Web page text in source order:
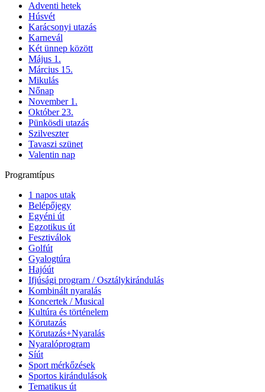
Adventi hetek
Húsvét
Karácsonyi utazás
Karnevál
Két ünnep között
Május 1.
Március 15.
Mikulás
Nőnap
November 1.
Október 23.
Pünkösdi utazás
Szilveszter
Tavaszi szünet
Valentin nap
Programtípus
1 napos utak
Belépőjegy
Egyéni út
Egzotikus út
Fesztiválok
Golfút
Gyalogtúra
Hajóút
Ifjúsági program / Osztálykirándulás
Kombinált nyaralás
Koncertek / Musical
Kultúra és történelem
Körutazás
Körutazás+Nyaralás
Nyaralóprogram
Síút
Sport mérkőzések
Sportos kirándulások
Tematikus út